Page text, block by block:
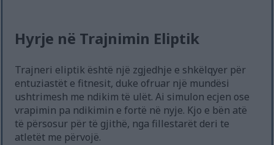
Hyrje në Trajnimin Eliptik
Trajneri eliptik është një zgjedhje e shkëlqyer për
entuziastët e fitnesit, duke ofruar një mundësi
ushtrimesh me ndikim të ulët. Ai simulon ecjen ose
vrapimin pa ndikimin e fortë në nyje. Kjo e bën atë
të përsosur për të gjithë, nga fillestarët deri te
atletët me përvojë.